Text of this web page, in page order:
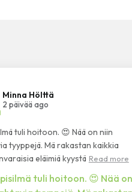
Minna Hölttä️
2 päivää ago
tuli hoitoon. 😍 Nää on niin
tyyppejä. Mä rakastan kaikkia
eläimiä kyystä Read more